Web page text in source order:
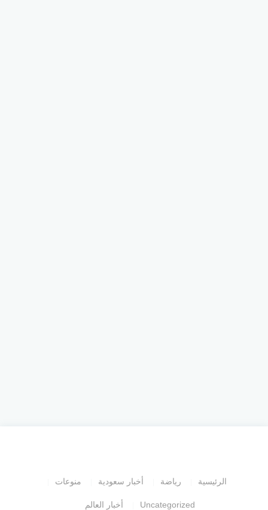
الرئيسية رياضة أخبار سعودية منوعات
Uncategorized أخبار العالم